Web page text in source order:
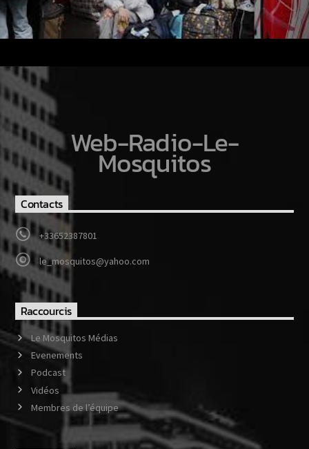
Web-Radio-Le-
Mosquitos
Contacts
+33652387801
le_mosquitos@yahoo.com
Raccourcis
Le Mosquitos Médias
Evenements
Podcast
Vidéos
Membres de l’équipe